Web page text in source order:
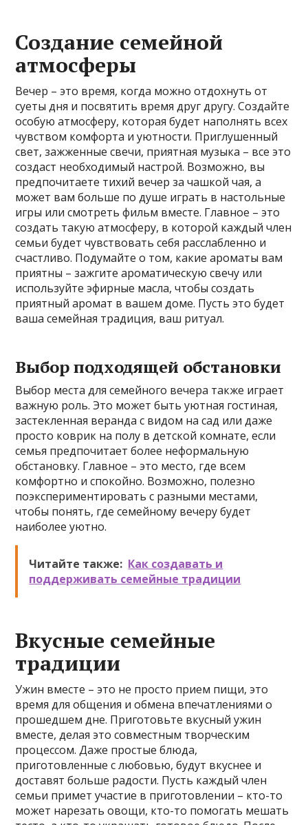
Создание семейной
атмосферы
Вечер – это время, когда можно отдохнуть от
суеты дня и посвятить время друг другу. Создайте
особую атмосферу, которая будет наполнять всех
чувством комфорта и уютности. Приглушенный
свет, зажженные свечи, приятная музыка – все это
создаст необходимый настрой. Возможно, вы
предпочитаете тихий вечер за чашкой чая, а
может вам больше по душе играть в настольные
игры или смотреть фильм вместе. Главное – это
создать такую атмосферу, в которой каждый член
семьи будет чувствовать себя расслабленно и
счастливо. Подумайте о том, какие ароматы вам
приятны – зажгите ароматическую свечу или
используйте эфирные масла, чтобы создать
приятный аромат в вашем доме. Пусть это будет
ваша семейная традиция, ваш ритуал.
Выбор подходящей обстановки
Выбор места для семейного вечера также играет
важную роль. Это может быть уютная гостиная,
застекленная веранда с видом на сад или даже
просто коврик на полу в детской комнате, если
семья предпочитает более неформальную
обстановку. Главное – это место, где всем
комфортно и спокойно. Возможно, полезно
поэкспериментировать с разными местами,
чтобы понять, где семейному вечеру будет
наиболее уютно.
Читайте также: Как создавать и
поддерживать семейные традиции
Вкусные семейные
традиции
Ужин вместе – это не просто прием пищи, это
время для общения и обмена впечатлениями о
прошедшем дне. Приготовьте вкусный ужин
вместе, делая это совместным творческим
процессом. Даже простые блюда,
приготовленные с любовью, будут вкуснее и
доставят больше радости. Пусть каждый член
семьи примет участие в приготовлении – кто-то
может нарезать овощи, кто-то помогать мешать